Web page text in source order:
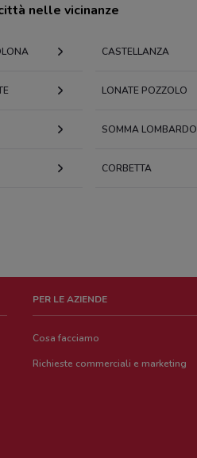
nelle vicinanze
CASTELLANZA
LONATE POZZOLO
SOMMA LOMBARDO
CORBETTA
PER LE AZIENDE
Cosa facciamo
Richieste commerciali e marketing